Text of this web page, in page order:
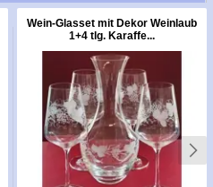
Wein-Glasset mit Dekor Weinlaub
1+4 tlg. Karaffe...